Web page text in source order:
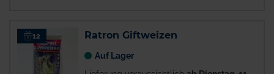
12 Ratron Giftweizen
Auf Lager